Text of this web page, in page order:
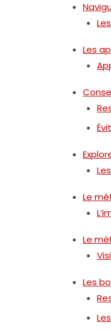
Les
Le
Le
Les